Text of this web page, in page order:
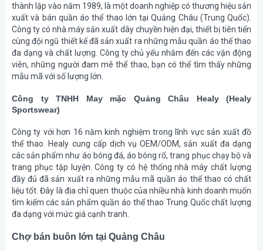
thành lập vào năm 1989, là một doanh nghiệp có thương hiệu sản
xuất và bán quần áo thể thao lớn tại Quảng Châu (Trung Quốc).
Công ty có nhà máy sản xuất dây chuyền hiện đại, thiết bị tiên tiến
cùng đội ngũ thiết kế đã sản xuất ra những mẫu quần áo thể thao
đa dạng và chất lượng. Công ty chủ yếu nhắm đến các vận động
viên, những người đam mê thể thao, bạn có thể tìm thấy những
mẫu mã với số lượng lớn.
Công ty TNHH May mặc Quảng Châu Healy (Healy
Sportswear)
Công ty với hơn 16 năm kinh nghiệm trong lĩnh vực sản xuất đồ
thể thao. Healy cung cấp dịch vụ OEM/ODM, sản xuất đa dạng
các sản phẩm như áo bóng đá, áo bóng rổ, trang phục chạy bộ và
trang phục tập luyện. Công ty có hệ thống nhà máy chất lượng
đầy đủ đã sản xuất ra những mẫu mã quần áo thể thao có chất
liệu tốt. Đây là địa chỉ quen thuộc của nhiều nhà kinh doanh muốn
tìm kiếm các sản phẩm quần áo thể thao Trung Quốc chất lượng
đa dạng với mức giá cạnh tranh.
Chợ bán buôn lớn tại Quảng Châu